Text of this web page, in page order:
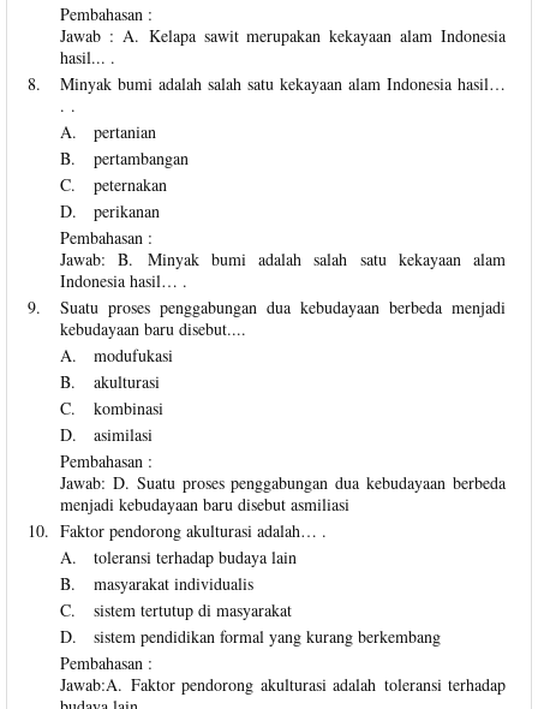
Pembahasan :
Jawab : A. Kelapa sawit merupakan kekayaan alam Indonesia
hasil... .
8.
Minyak bumi adalah salah satu kekayaan alam Indonesia hasil…
. .
A.
pertanian
B.
pertambangan
C.
peternakan
D.
perikanan
Pembahasan :
Jawab: B. Minyak bumi adalah salah satu kekayaan alam
Indonesia hasil… .
9.
Suatu proses penggabungan dua kebudayaan berbeda menjadi
kebudayaan baru disebut....
A.
modufukasi
B.
akulturasi
C.
kombinasi
D.
asimilasi
Pembahasan :
Jawab: D. Suatu proses penggabungan dua kebudayaan berbeda
menjadi kebudayaan baru disebut asmiliasi
10. Faktor pendorong akulturasi adalah… .
A.
toleransi terhadap budaya lain
B.
masyarakat individualis
C.
sistem tertutup di masyarakat
D.
sistem pendidikan formal yang kurang berkembang
Pembahasan :
Jawab:A. Faktor pendorong akulturasi adalah toleransi terhadap